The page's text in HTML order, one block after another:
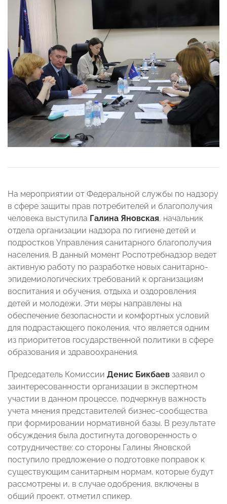
На мероприятии от Федеральной службы по надзору
в сфере защиты прав потребителей и благополучия
человека выступила Галина Яновская, начальник
отдела организации надзора по гигиене детей и
подростков Управления санитарного благополучия
населения. В данный момент Роспотребнадзор ведет
активную работу по разработке новых санитарно-
эпидемиологических требований к организациям
воспитания и обучения, отдыха и оздоровления
детей и молодежи. Эти меры направлены на
обеспечение безопасности и комфортных условий
для подрастающего поколения, что является одним
из приоритетов государственной политики в сфере
образования и здравоохранения.
Председатель Комиссии Денис Бикбаев заявил о
заинтересованности организации в экспертном
участии в данном процессе, подчеркнув важность
учета мнения представителей бизнес-сообщества
при формировании нормативной базы. В результате
обсуждения была достигнута договоренность о
сотрудничестве: со стороны Галины Яновской
поступило предложение о подготовке поправок к
существующим санитарным нормам, которые будут
рассмотрены и, в случае одобрения, включены в
общий проект, отметил спикер.